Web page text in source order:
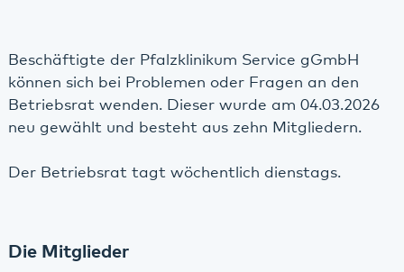
Beschäftigte der Pfalzklinikum Service gGmbH
können sich bei Problemen oder Fragen an den
Betriebsrat wenden. Dieser wurde am 04.03.2026
neu gewählt und besteht aus zehn Mitgliedern.
Der Betriebsrat tagt wöchentlich dienstags.
Die Mitglieder